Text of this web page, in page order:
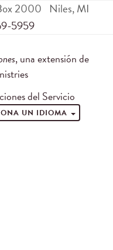
2000 Niles,MI
5959
, una extensión de
del Servicio
UN IDIOMA